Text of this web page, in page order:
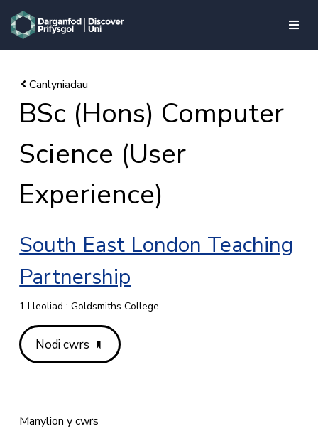
skip to main content
BSc (Hons) Computer
Science (User
Experience)
South East London Teaching
Partnership
1 Lleoliad : Goldsmiths College
Nodi cwrs
Manylion y cwrs